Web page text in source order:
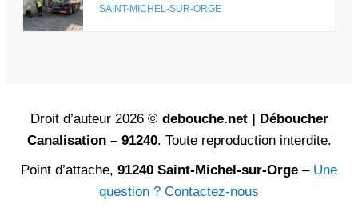
SAINT-MICHEL-SUR-ORGE
Droit d’auteur 2026 © debouche.net | Déboucher
Canalisation – 91240. Toute reproduction interdite.
Point d’attache, 91240 Saint-Michel-sur-Orge – Une
question ? Contactez-nous